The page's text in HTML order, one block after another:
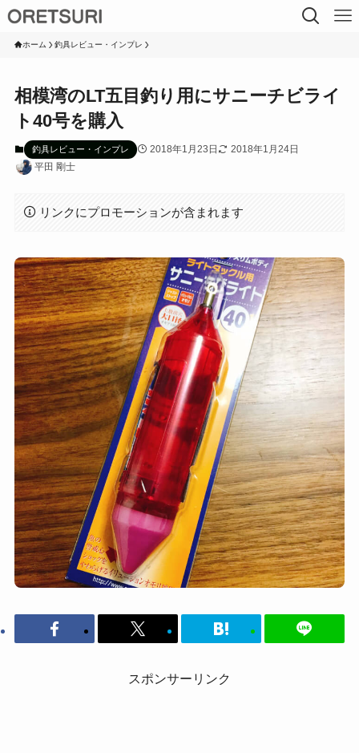
ホーム 釣具レビュー・インプレ
相模湾のLT五目釣り用にサニーチビライ
ト40号を購入
釣具レビュー・インプレ 2018年1月23日
2018年1月24日
平田 剛士
リンクにプロモーションが含まれます
スポンサーリンク